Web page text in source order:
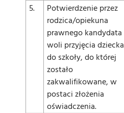
5.
Potwierdzenie przez
rodzica/opiekuna
prawnego kandydata
woli przyjęcia dziecka
do szkoły, do której
zostało
zakwalifikowane, w
postaci złożenia
oświadczenia.